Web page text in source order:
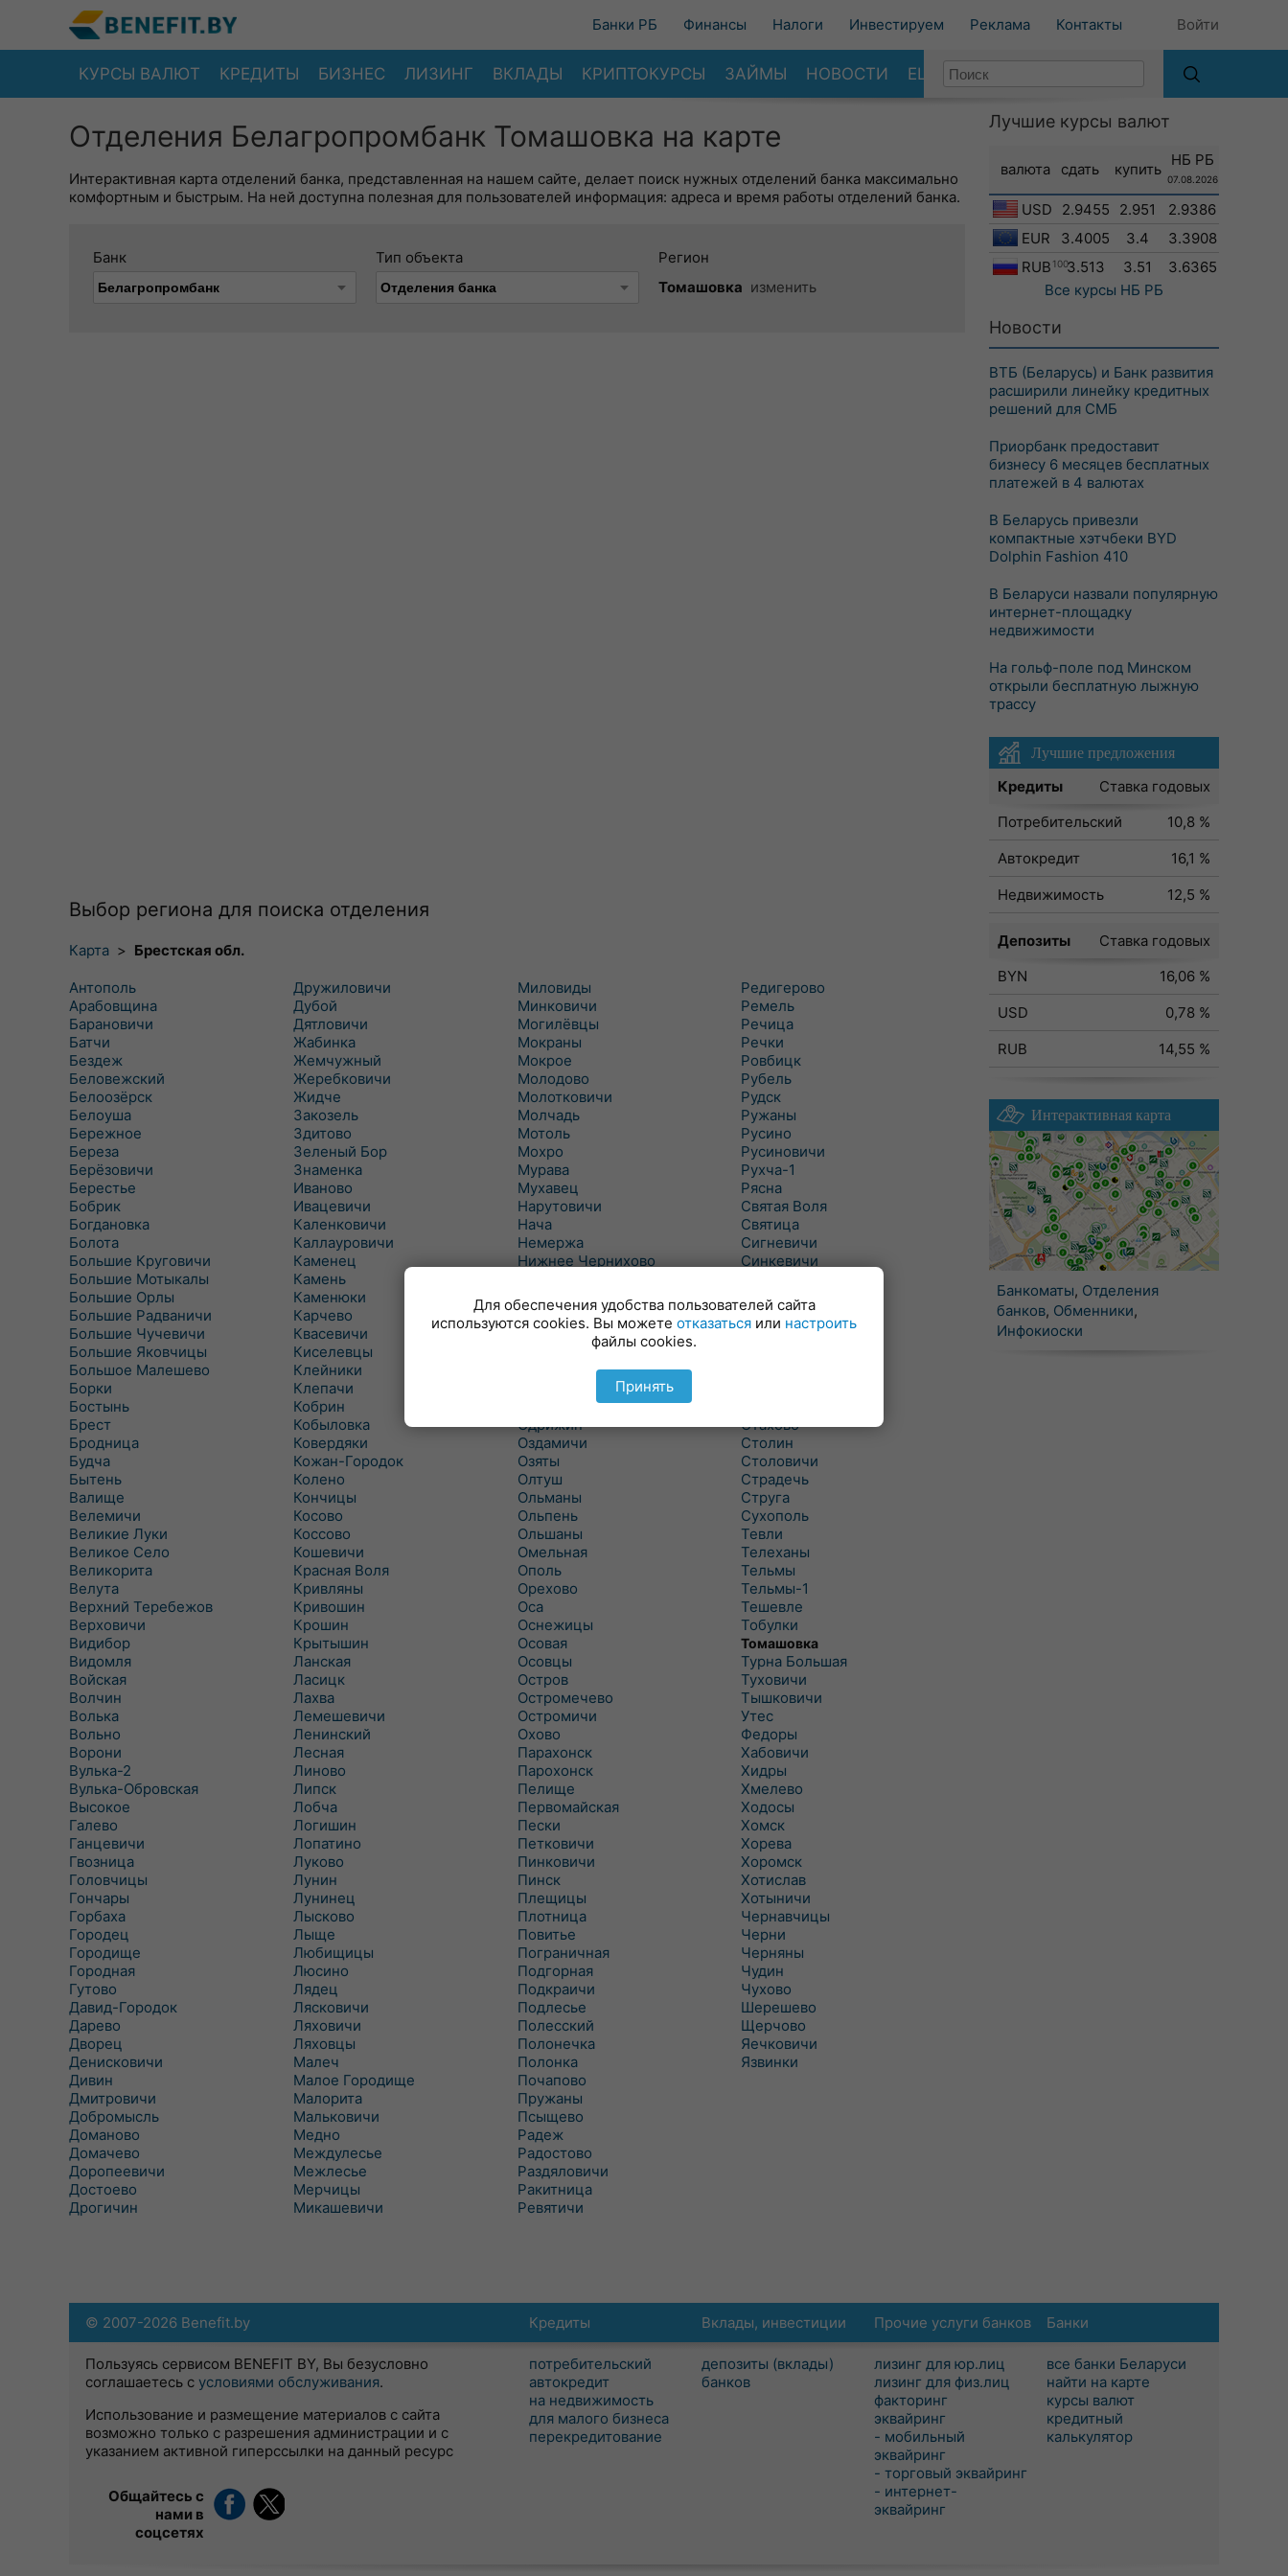
Банки РБ Финансы Налоги Инвестируем Реклама Контакты Войти
КУРСЫ ВАЛЮТ КРЕДИТЫ БИЗНЕС ЛИЗИНГ ВКЛАДЫ КРИПТОКУРСЫ ЗАЙМЫ НОВОСТИ ЕЩЕ
Отделения Белагропромбанк Томашовка на карте
Интерактивная карта отделений банка, представленная на нашем сайте, делает поиск нужных отделений банка максимально
комфортным и быстрым. На ней доступна полезная для пользователей информация: адреса и время работы отделений банка.
Банк Тип объекта
Регион
Томашовка изменить
Выбор региона для поиска отделения
Карта > Брестская обл.
Антополь
Арабовщина
Барановичи
Батчи
Бездеж
Беловежский
Белоозёрск
Белоуша
Бережное
Береза
Берёзовичи
Берестье
Бобрик
Богдановка
Болота
Большие Круговичи
Большие Мотыкалы
Большие Орлы
Большие Радваничи
Большие Чучевичи
Большие Яковчицы
Большое Малешево
Борки
Бостынь
Брест
Бродница
Будча
Бытень
Валище
Велемичи
Великие Луки
Великое Село
Великорита
Велута
Верхний Теребежов
Верховичи
Видибор
Видомля
Войская
Волчин
Волька
Вольно
Ворони
Вулька-2
Вулька-Обровская
Высокое
Галево
Ганцевичи
Гвозница
Головчицы
Гончары
Горбаха
Городец
Городище
Городная
Гутово
Давид-Городок
Дарево
Дворец
Денисковичи
Дивин
Дмитровичи
Добромысль
Доманово
Домачево
Доропеевичи
Достоево
Дрогичин
Дружиловичи
Дубой
Дятловичи
Жабинка
Жемчужный
Жеребковичи
Жидче
Закозель
Здитово
Зеленый Бор
Знаменка
Иваново
Ивацевичи
Каленковичи
Каллауровичи
Каменец
Камень
Каменюки
Карчево
Квасевичи
Киселевцы
Клейники
Клепачи
Кобрин
Кобыловка
Ковердяки
Кожан-Городок
Колено
Кончицы
Косово
Коссово
Кошевичи
Красная Воля
Кривляны
Кривошин
Крошин
Крытышин
Ланская
Ласицк
Лахва
Лемешевичи
Ленинский
Лесная
Линово
Липск
Лобча
Логишин
Лопатино
Луково
Лунин
Лунинец
Лысково
Лыще
Любищицы
Люсино
Лядец
Лясковичи
Ляховичи
Ляховцы
Малеч
Малое Городище
Малорита
Мальковичи
Медно
Междулесье
Межлесье
Мерчицы
Микашевичи
Миловиды
Минковичи
Могилёвцы
Мокраны
Мокрое
Молодово
Молотковичи
Молчадь
Мотоль
Мохро
Мурава
Мухавец
Нарутовичи
Нача
Немержа
Нижнее Чернихово
Новицковичи
Новоселки
Новые Засимовичи
Новые Лыщицы
Оберовщина
Одрижин
Оздамичи
Озяты
Олтуш
Ольманы
Ольпень
Ольшаны
Омельная
Ополь
Орехово
Оса
Оснежицы
Осовая
Осовцы
Остров
Остромечево
Остромичи
Охово
Парахонск
Парохонск
Пелище
Первомайская
Пески
Петковичи
Пинковичи
Пинск
Плещицы
Плотница
Повитье
Пограничная
Подгорная
Подкраичи
Подлесье
Полесский
Полонечка
Полонка
Почапово
Пружаны
Псыщево
Радеж
Радостово
Раздяловичи
Ракитница
Ревятичи
Редигерово
Ремель
Речица
Речки
Ровбицк
Рубель
Рудск
Ружаны
Русино
Русиновичи
Рухча-1
Рясна
Святая Воля
Святица
Сигневичи
Синкевичи
Снитово
Соколово
Сочивки
Стахово
Столин
Столовичи
Страдечь
Струга
Сухополь
Тевли
Телеханы
Тельмы
Тельмы-1
Тешевле
Тобулки
Томашовка
Турна Большая
Туховичи
Тышковичи
Утес
Федоры
Хабовичи
Хидры
Хмелево
Ходосы
Хомск
Хорева
Хоромск
Хотислав
Хотыничи
Чернавчицы
Черни
Черняны
Чудин
Чухово
Шерешево
Щерчово
Яечковичи
Язвинки
Лучшие курсы валют
валюта сдать купить
НБ РБ
07.08.2026
USD 2.9455 2.951
2.9386
EUR
3.4005 3.4
3.3908
RUB 1003.513 3.51
3.6365
Все курсы НБ РБ
Новости
ВТБ (Беларусь) и Банк развития
расширили линейку кредитных
решений для СМБ
Приорбанк предоставит
бизнесу 6 месяцев бесплатных
платежей в 4 валютах
В Беларусь привезли
компактные хэтчбеки BYD
Dolphin Fashion 410
В Беларуси назвали популярную
интернет-площадку
недвижимости
На гольф-поле под Минском
открыли бесплатную лыжную
трассу
Лучшие предложения
Кредиты
Ставка годовых
Потребительский
10,8 %
Автокредит
16,1 %
Недвижимость
12,5 %
Депозиты
Ставка годовых
BYN
16,06 %
USD
0,78 %
RUB
14,55 %
Интерактивная карта
Банкоматы, Отделения
банков, Обменники,
Инфокиоски
Кредиты
потребительский
автокредит
на недвижимость
для малого бизнеса
перекредитование
Вклады, инвестиции
депозиты (вклады)
банков
Прочие услуги банков
лизинг для юр.лиц
лизинг для физ.лиц
факторинг
эквайринг
- мобильный
эквайринг
- торговый эквайринг
- интернет-
эквайринг
Банки
все банки Беларуси
найти на карте
курсы валют
кредитный
калькулятор
© 2007-2026 Benefit.by
Пользуясь сервисом BENEFIT BY, Вы безусловно
соглашаетесь с условиями обслуживания.
Использование и размещение материалов с сайта
возможно только с разрешения администрации и с
указанием активной гиперссылки на данный ресурс
Общайтесь с
нами в
соцсетях
Для обеспечения удобства пользователей сайта
используются cookies. Вы можете отказаться или настроить
файлы cookies.
Принять